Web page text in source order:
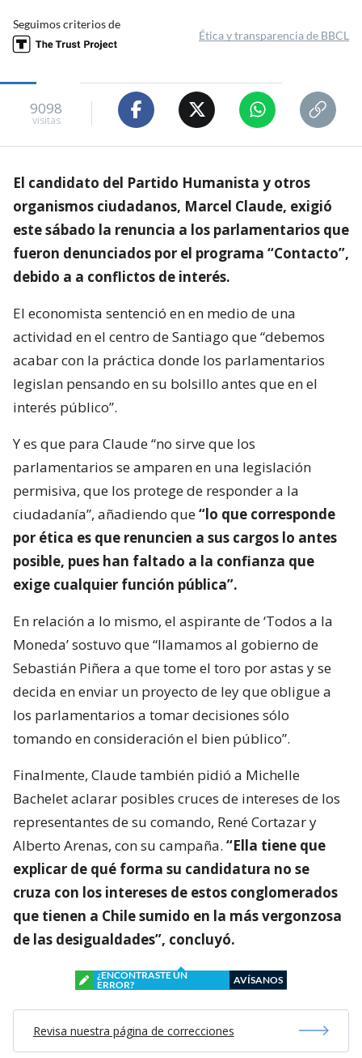
Seguimos criterios de
Ética y transparencia de BBCL
9098
visitas
El candidato del Partido Humanista y otros
organismos ciudadanos, Marcel Claude, exigió
este sábado la renuncia a los parlamentarios que
fueron denunciados por el programa “Contacto”,
debido a a conflictos de interés.
El economista sentenció en en medio de una
actividad en el centro de Santiago que “debemos
acabar con la práctica donde los parlamentarios
legislan pensando en su bolsillo antes que en el
interés público”.
Y es que para Claude “no sirve que los
parlamentarios se amparen en una legislación
permisiva, que los protege de responder a la
ciudadanía”, añadiendo que“lo que corresponde
por ética es que renuncien a sus cargos lo antes
posible, pues han faltado a la confianza que
exige cualquier función pública”.
En relación a lo mismo, el aspirante de ‘Todos a la
Moneda’ sostuvo que “llamamos al gobierno de
Sebastián Piñera a que tome el toro por astas y se
decida en enviar un proyecto de ley que obligue a
los parlamentarios a tomar decisiones sólo
tomando en consideración el bien público”.
Finalmente, Claude también pidió a Michelle
Bachelet aclarar posibles cruces de intereses de los
representantes de su comando, René Cortazar y
Alberto Arenas, con su campaña. “Ella tiene que
explicar de qué forma su candidatura no se
cruza con los intereses de estos conglomerados
que tienen a Chile sumido en la más vergonzosa
de las desigualdades”, concluyó.
¿ENCONTRASTE UN
ERROR?
AVÍSANOS
Revisa nuestra página de correcciones